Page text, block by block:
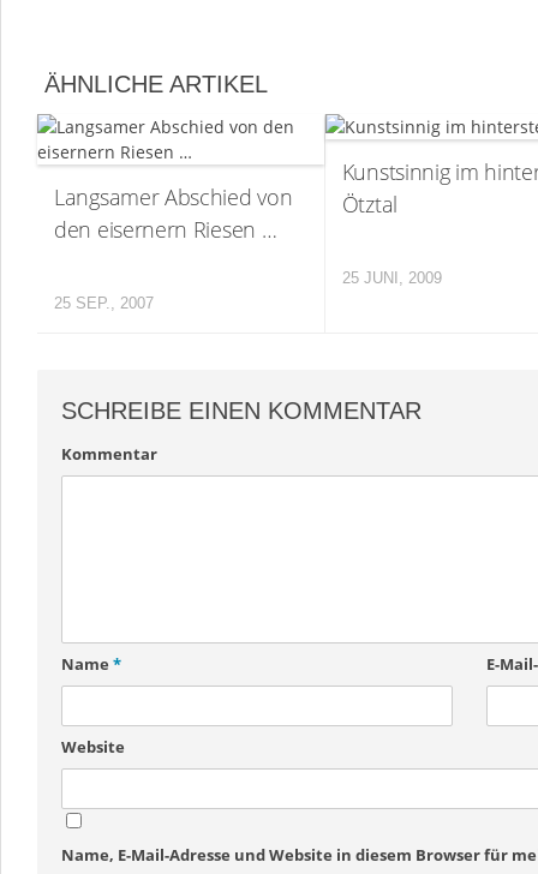
ÄHNLICHE ARTIKEL
Langsamer Abschied von
den eisernern Riesen …
25 SEP., 2007
Kunstsinnig im
Ötztal
25 JUNI, 2009
SCHREIBE EINEN KOMMENTAR
Kommentar
Name * E-
Website
Name, E-Mail-Adresse und Website in diesem Browser für